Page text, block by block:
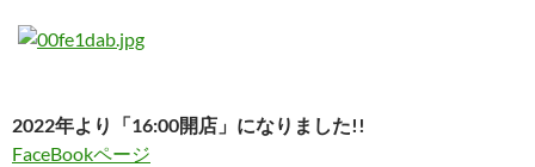
プ
2022年より「16:00開店」になりました!!
FaceBookページ